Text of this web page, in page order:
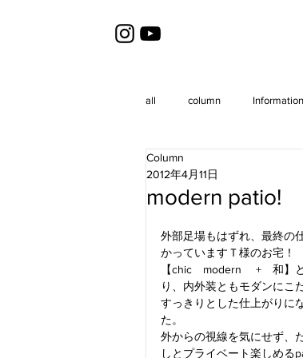
all column Information
modern patio!
Column
2012年4月11日
外部足場もはずれ、最終の
かっていますＴ様のお宅！
【chic　modern 　+　和】
り、内外装ともモダンにこ
すっきりとした仕上がりに
た。
外からの視線を気にせず、
しとプライベート楽しめる